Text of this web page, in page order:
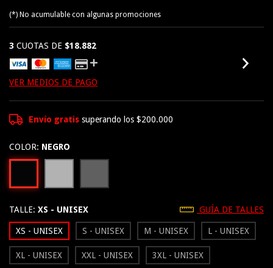
(*) No acumulable con algunas promociones
3 CUOTAS DE $18.882
VER MEDIOS DE PAGO
Envío gratis superando los$200.000
COLOR: NEGRO
TALLE: XS - UNISEX GUÍA DE TALLES
XS - UNISEX S - UNISEX M - UNISEX L - UNISEX
XL - UNISEX XXL - UNISEX 3XL - UNISEX